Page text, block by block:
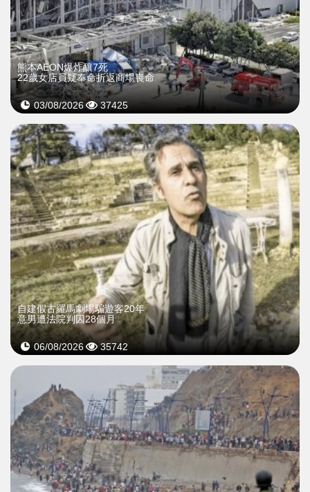
熊本AEON爆炸釀7死
22歲女店員疑奉命折返商場喪命
03/08/2026 37425
自建假古羅馬劇場騙遊客20年
意男遭法院判囚28個月
06/08/2026 35742